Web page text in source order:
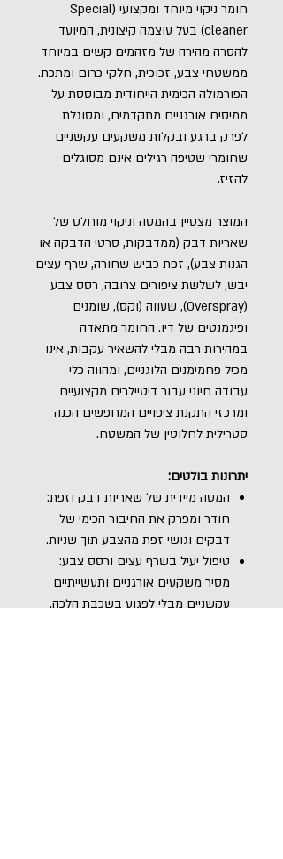
חומר ניקוי מיוחד ומקצועי (Special
cleaner) בעל עוצמה קיצונית, המיועד
להסרה מהירה של מזהמים קשים במיוחד
ממשטחי צבע, זכוכית, חלקי כרום ומתכת.
הפורמולה הכימית הייחודית מבוססת על
ממיסים אורגניים מתקדמים, ומסוגלת
לפרק ברגע ובקלות משקעים עקשניים
שחומרי שטיפה רגילים אינם מסוגלים
להזיז.
המוצר מצטיין בהמסה וניקוי מוחלט של
שאריות דבק (ממדבקות, סרטי הדבקה או
הגנות צבע), זפת כביש שחורה, שרף עצים
יבש, לשלשת ציפורים צרובה, רסס צבע
(Overspray), שעווה (וקס), שומנים
ופיגמנטים של דיו. החומר מתאדה
במהירות רבה מבלי להשאיר עקבות, אינו
מכיל פחמימנים הלוגניים, ומהווה כלי
עבודה חיוני עבור דיטיילרים מקצועיים
ומרכזי התקנת ציפויים המחפשים הכנה
סטרילית לחלוטין של המשטח.
יתרונות בולטים:
המסה מיידית של שאריות דבק וזפת:
חודר ומפרק את החיבור הכימי של
דבקים וגושי זפת מהצבע תוך שניות.
טיפול יעיל בשרף עצים ורסס צבע:
מסיר משקעים אורגניים ותעשייתיים
עקשניים מבלי לפגוע בשכבת הלכה.